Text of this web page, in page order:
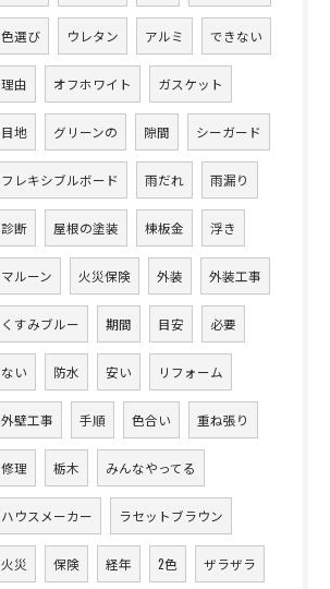
色選び ウレタン アルミ できない
理由 オフホワイト ガスケット
目地 グリーンの 隙間 シーガード
フレキシブルボード 雨だれ 雨漏り
診断 屋根の塗装 棟板金 浮き
マルーン 火災保険 外装 外装工事
くすみブルー 期間 目安 必要
ない 防水 安い リフォーム
外壁工事 手順 色合い 重ね張り
修理 栃木 みんなやってる
ハウスメーカー ラセットブラウン
火災 保険 経年 2色 ザラザラ